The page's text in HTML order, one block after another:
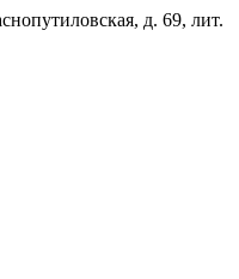
д. 69, лит.